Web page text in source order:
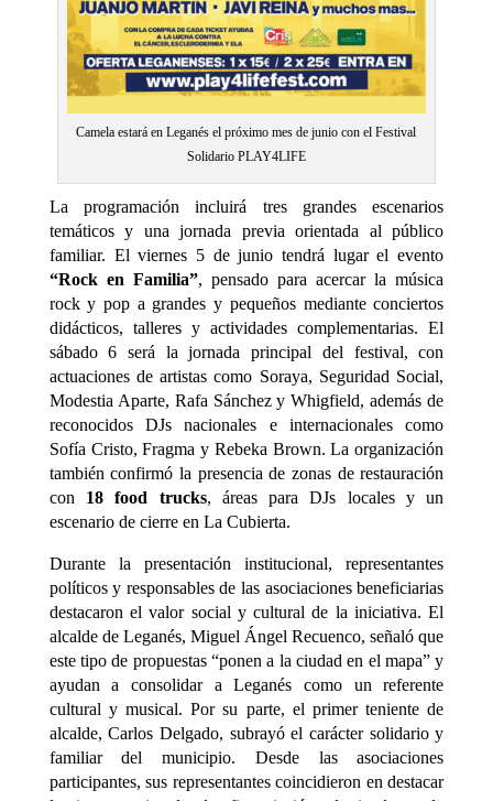
Camela estará en Leganés el próximo mes de junio con el Festival
Solidario PLAY4LIFE
La programación incluirá tres grandes escenarios
temáticos y una jornada previa orientada al público
familiar. El viernes 5 de junio tendrá lugar el evento
“Rock en Familia”, pensado para acercar la música
rock y pop a grandes y pequeños mediante conciertos
didácticos, talleres y actividades complementarias. El
sábado 6 será la jornada principal del festival, con
actuaciones de artistas como Soraya, Seguridad Social,
Modestia Aparte, Rafa SánchezyWhigfield, además de
reconocidos DJs nacionales e internacionales como
Sofía Cristo,Fragma y Rebeka Brown. La organización
también confirmó la presencia de zonas de restauración
con 18 food trucks, áreas para DJs locales y un
escenario de cierre en La Cubierta.
Durante la presentación institucional, representantes
políticos y responsables de las asociaciones beneficiarias
destacaron el valor social y cultural de la iniciativa. El
alcalde de Leganés, Miguel Ángel Recuenco, señaló que
este tipo de propuestas “ponen a la ciudad en el mapa” y
ayudan a consolidar a Leganés como un referente
cultural y musical. Por su parte, el primer teniente de
alcalde,Carlos Delgado, subrayó el carácter solidario y
familiar del municipio. Desde las asociaciones
participantes, sus representantes coincidieron en destacar